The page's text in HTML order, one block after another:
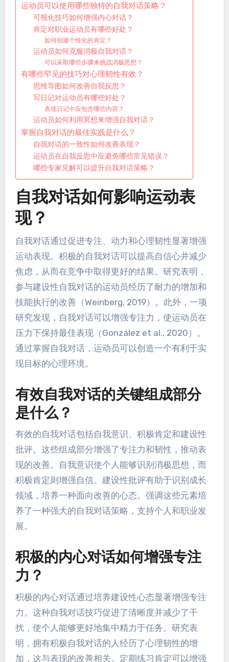
运动员可以使用哪些独特的自我对话策略？
可视化技巧如何增强内心对话？
肯定对职业运动员有哪些好处？
如何创建个性化的肯定？
运动员如何克服消极自我对话？
可以采取哪些步骤来挑战消极思想？
有哪些罕见的技巧对心理韧性有效？
思维导图如何改善自我反思？
写日记对运动员有哪些好处？
表现日记中应包含哪些内容？
运动员如何利用冥想来增强自我对话？
掌握自我对话的最佳实践是什么？
自我对话的一致性如何改善表现？
运动员在自我反思中应避免哪些常见错误？
哪些专家见解可以提升自我对话策略？
自我对话如何影响运动表
现？
自我对话通过促进专注、动力和心理韧性显著增强
运动表现。积极的自我对话可以提高自信心并减少
焦虑，从而在竞争中取得更好的结果。研究表明，
参与建设性自我对话的运动员经历了耐力的增加和
技能执行的改善（Weinberg, 2019）。此外，一项
研究发现，自我对话可以增强专注力，使运动员在
压力下保持最佳表现（González et al., 2020）。
通过掌握自我对话，运动员可以创造一个有利于实
现目标的心理环境。
有效自我对话的关键组成部分
是什么？
有效的自我对话包括自我意识、积极肯定和建设性
批评。这些组成部分增强了专注力和韧性，推动表
现的改善。自我意识使个人能够识别消极思想，而
积极肯定则增强自信。建设性批评有助于识别成长
领域，培养一种面向改善的心态。强调这些元素培
养了一种强大的自我对话策略，支持个人和职业发
展。
积极的内心对话如何增强专注
力？
积极的内心对话通过培养建设性心态显著增强专注
力。这种自我对话技巧促进了清晰度并减少了干
扰，使个人能够更好地集中精力于任务。研究表
明，拥有积极自我对话的人经历了心理韧性的增
加，这与表现的改善相关。定期练习肯定可以增强